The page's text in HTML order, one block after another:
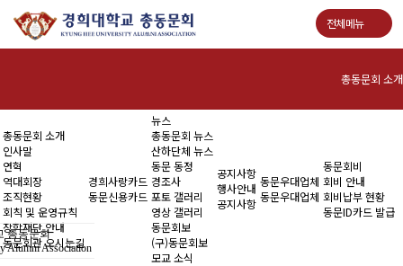
전체메뉴
총동문회 소개
인사말
연혁
역대회장
조직현황
총동문회 소개
인사말
연혁
역대회장
조직현황
회칙 및 운영규칙
장학재단 안내
동문회관 오시는길
경희사랑카드
동문신용카드
뉴스
총동문회 뉴스
산하단체 뉴스
동문 동정
경조사
포토 갤러리
영상 갤러리
동문회보
(구)동문회보
모교 소식
공지사항
행사안내
공지사항
동문우대업체
동문우대업체
동문회비
회비 안내
회비납부 현황
동문ID카드 발급
총동문회
Alumni Association